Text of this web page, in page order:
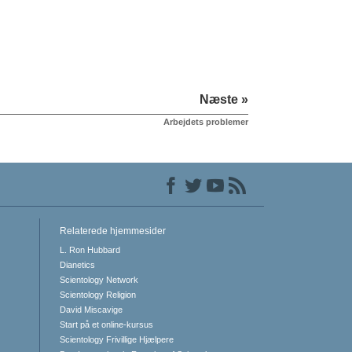
Næste »
Arbejdets problemer
Relaterede hjemmesider
L. Ron Hubbard
Dianetics
Scientology Network
Scientology Religion
David Miscavige
Start på et online-kursus
Scientology Frivillige Hjælpere